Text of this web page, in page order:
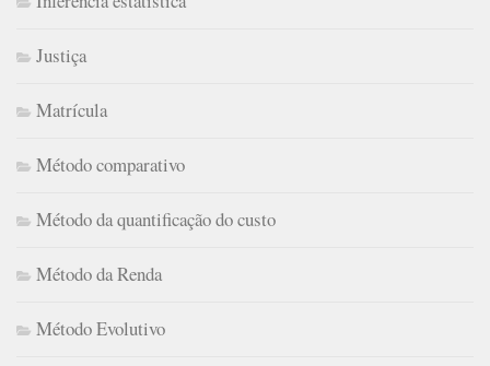
Justiça
Matrícula
Método comparativo
Método da quantificação do custo
Método da Renda
Método Evolutivo